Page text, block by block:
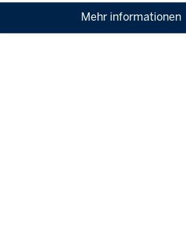
Mehr informationen